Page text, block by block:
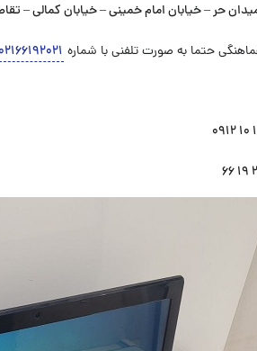
حر – خیابان امام خمینی – خیابان کمالی –
حتما به صورت تلفنی با شماره ۰۲۱۶۶۱۹۲۰۲۱